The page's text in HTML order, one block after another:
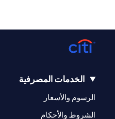
الخدمات المصرفية
الرسوم والأسعار
الشروط والأحكام